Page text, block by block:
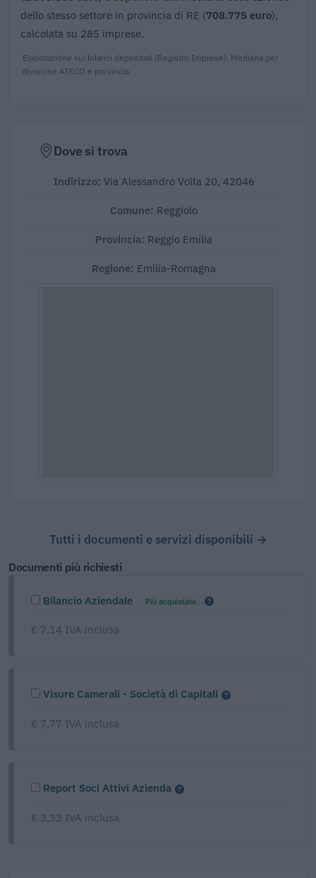
dello stesso settore in provincia di RE (708.775 euro),
calcolata su 285 imprese.
Elaborazione sui bilanci depositati (Registro Imprese). Mediana per
divisione ATECO e provincia.
Dove si trova
Indirizzo: Via Alessandro Volta 20, 42046
Comune: Reggiolo
Provincia: Reggio Emilia
Regione: Emilia-Romagna
Tutti i documenti e servizi disponibili →
Documenti più richiesti
Bilancio Aziendale Più acquistato
€ 7,14 IVA inclusa
Visure Camerali - Società di Capitali
€ 7,77 IVA inclusa
Report Soci Attivi Azienda
€ 3,33 IVA inclusa